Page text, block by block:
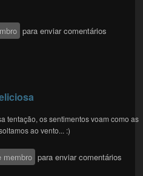
para enviar comentários
tentação, os sentimentos voam como as
ao vento... :)
membro para enviar comentários